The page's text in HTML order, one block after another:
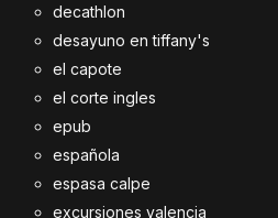
decathlon
desayuno en tiffany's
el capote
el corte ingles
epub
española
espasa calpe
excursiones valencia